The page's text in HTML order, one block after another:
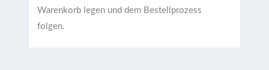
Warenkorb legen und dem Bestellprozess
folgen.